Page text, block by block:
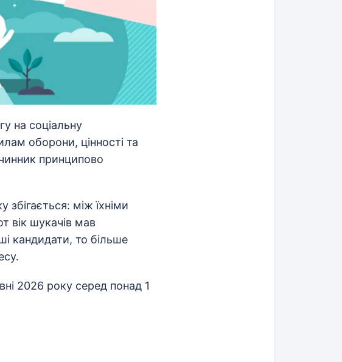
на соціальну
оборони, цінності та
принципово
збігається: між їхніми
вік шукачів мав
кандидати, то більше
2026 року серед понад 1